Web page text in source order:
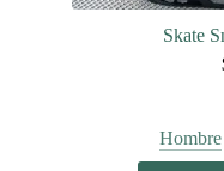
Skate
Hombre